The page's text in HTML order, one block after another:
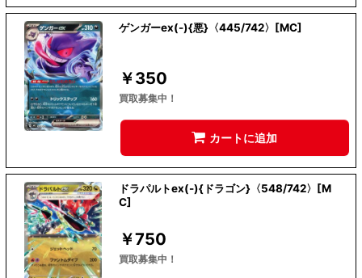
ゲンガーex(-){悪}〈445/742〉[MC]
￥350
買取募集中！
カートに追加
ドラパルトex(-){ドラゴン}〈548/742〉[M
C]
￥750
買取募集中！